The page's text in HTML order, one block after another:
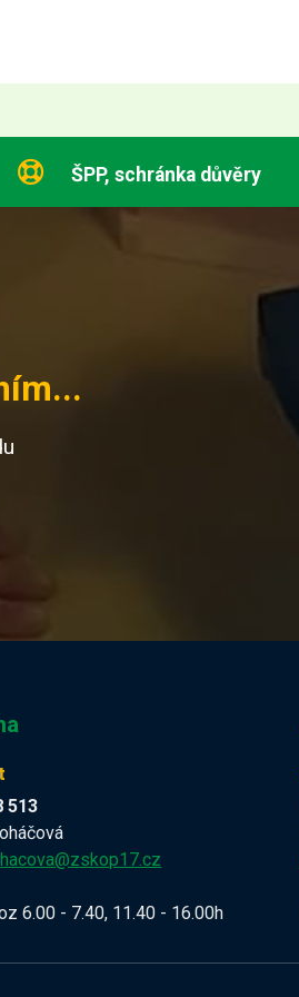
ŠPP, schránka důvěry
513
6.00 - 7.40, 11.40 - 16.00h